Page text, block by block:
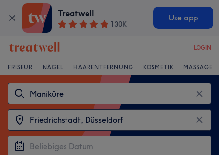
Treatwell
130K
Use app
LOGIN
FRISEUR NÄGEL HAARENTFERNUNG KOSMETIK MASSAGE